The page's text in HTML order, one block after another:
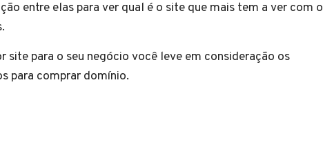
entre elas para ver qual é o site que mais tem a ver com o
site para o seu negócio você leve em consideração os
para comprar domínio.